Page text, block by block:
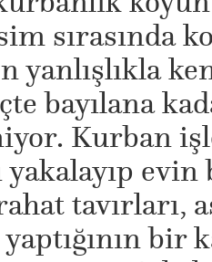
sırasında
yanlışlıkla
bayılana
Kurban
yakalayıp
tavırları,
bir